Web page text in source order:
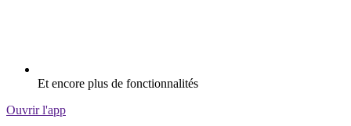
Et encore plus de fonctionnalités
Ouvrir l'app